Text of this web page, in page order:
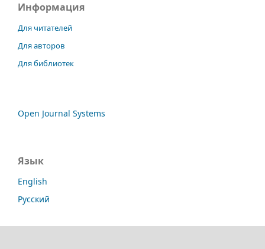
Информация
Для читателей
Для авторов
Для библиотек
Open Journal Systems
Язык
English
Русский